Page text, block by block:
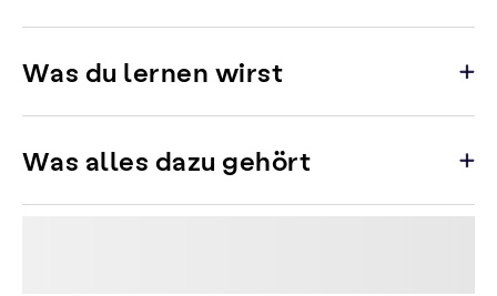
Was du lernen wirst
Was alles dazu gehört